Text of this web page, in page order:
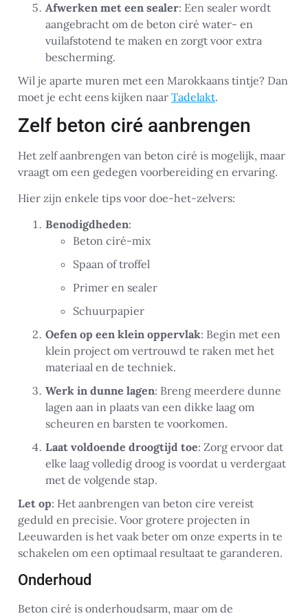
Afwerken met een sealer: Een sealer wordt
aangebracht om de beton ciré water- en
vuilafstotend te maken en zorgt voor extra
bescherming.
Wil je aparte muren met een Marokkaans tintje? Dan
moet je echt eens kijken naar Tadelakt.
Zelf beton ciré aanbrengen
Het zelf aanbrengen van beton ciré is mogelijk, maar
vraagt om een gedegen voorbereiding en ervaring.
Hier zijn enkele tips voor doe-het-zelvers:
Benodigdheden:
Beton ciré-mix
Spaan of troffel
Primer en sealer
Schuurpapier
Oefen op een klein oppervlak: Begin met een
klein project om vertrouwd te raken met het
materiaal en de techniek.
Werk in dunne lagen: Breng meerdere dunne
lagen aan in plaats van een dikke laag om
scheuren en barsten te voorkomen.
Laat voldoende droogtijd toe: Zorg ervoor dat
elke laag volledig droog is voordat u verdergaat
met de volgende stap.
Let op: Het aanbrengen van beton cire vereist
geduld en precisie. Voor grotere projecten in
Leeuwarden is het vaak beter om onze experts in te
schakelen om een optimaal resultaat te garanderen.
Onderhoud
Beton ciré is onderhoudsarm, maar om de